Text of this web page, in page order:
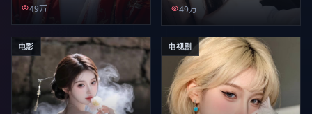
49万 49万
电影 电视剧